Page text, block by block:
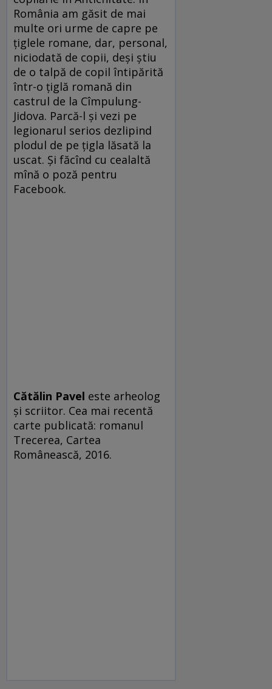
România am găsit de mai
multe ori urme de capre pe
țiglele romane, dar, personal,
niciodată de copii, deși știu
de o talpă de copil întipărită
într-o țiglă romană din
castrul de la Cîmpulung-
Jidova. Parcă-l și vezi pe
legionarul serios dezlipind
plodul de pe țigla lăsată la
uscat. Și făcînd cu cealaltă
mînă o poză pentru
Facebook.
Cătălin Pavel este arheolog
și scriitor. Cea mai recentă
carte publicată: romanul
Trecerea, Cartea
Românească, 2016.